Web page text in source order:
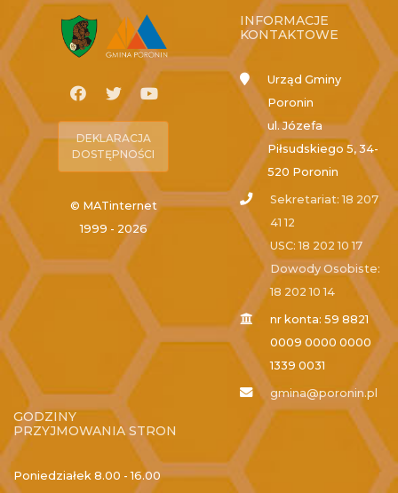
DEKLARACJA
DOSTĘPNOŚCI
© MATinternet
1999 - 2026
INFORMACJE
KONTAKTOWE
Urząd Gminy
Poronin
ul. Józefa
Piłsudskiego 5, 34-
520 Poronin
Sekretariat: 18 207
41 12
USC: 18 202 10 17
Dowody Osobiste:
18 202 10 14
nr konta: 59 8821
0009 0000 0000
1339 0031
gmina@poronin.pl
GODZINY
PRZYJMOWANIA STRON
Poniedziałek 8.00 - 16.00